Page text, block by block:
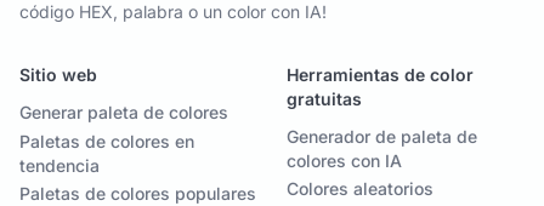
código HEX, palabra o un color con IA!
Sitio web
Generar paleta de colores
Paletas de colores en
tendencia
Paletas de colores populares
Herramientas de color
gratuitas
Generador de paleta de
colores con IA
Colores aleatorios